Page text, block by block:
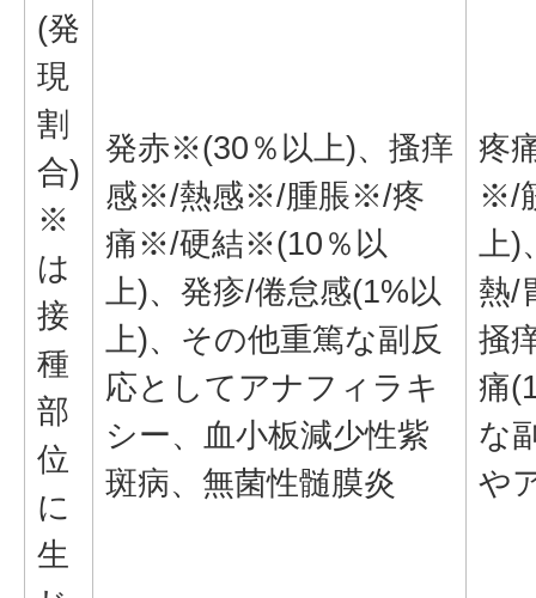
(発
現
割
合)
※
は
接
種
部
位
に
生
発赤※(30％以上)、搔痒
感※/熱感※/腫脹※/疼
痛※/硬結※(10％以
上)、発疹/倦怠感(1%以
上)、その他重篤な副反
応としてアナフィラキ
シー、血小板減少性紫
斑病、無菌性髄膜炎
疼
※/
上
熱/
掻
痛
な
や